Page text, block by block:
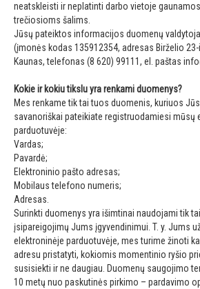
neatskleisti ir neplatinti darbo vietoje
trečiosioms šalims.
Jūsų pateiktos informacijos duomenų
(įmonės kodas 135912354, adresas Birželio
Kaunas, telefonas (8 620) 99111, el. paštas
Kokie ir kokiu tikslu yra renkami duomenys?
Mes renkame tik tai tuos duomenis, kuriuos
savanoriškai pateikiate registruodamiesi mūsų
parduotuvėje:
Vardas;
Pavardė;
Elektroninio pašto adresas;
Mobilaus telefono numeris;
Adresas.
Surinkti duomenys yra išimtinai naudojami tik
įsipareigojimų Jums įgyvendinimui. T. y. Jums
elektroninėje parduotuvėje, mes turime žinoti
adresu pristatyti, kokiomis momentinio ryšio
susisiekti ir ne daugiau. Duomenų saugojimo
10 metų nuo paskutinės pirkimo – pardavimo